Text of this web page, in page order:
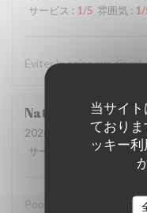
当サイ
ており
ッキー
サービス : 1/5 雰囲気 : 1/
Éviter le soir pour dîner!
Natalie
2026-04-08
- 18:00 - ゲ
サービス
雰囲気 : 1/
Poor service.